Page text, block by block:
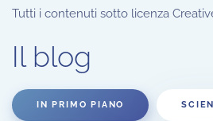
Tutti i contenuti sotto licenza
Il blog
IN PRIMO PIANO